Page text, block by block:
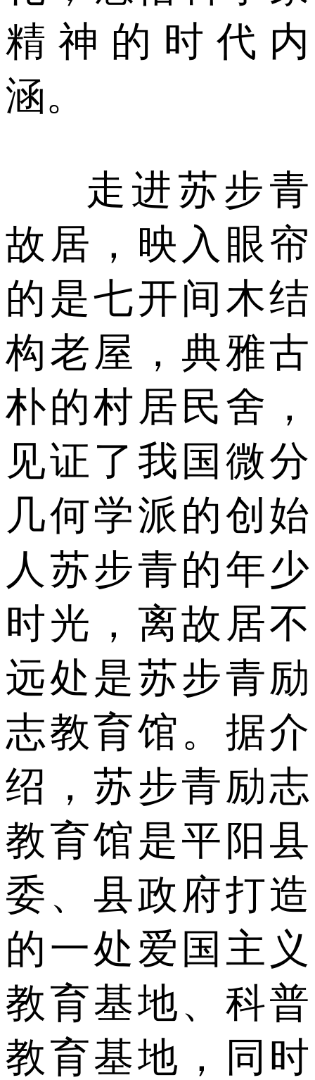
精神的时代内
涵。
走进苏步青
故居，映入眼帘
的是七开间木结
构老屋，典雅古
朴的村居民舍，
见证了我国微分
几何学派的创始
人苏步青的年少
时光，离故居不
远处是苏步青励
志教育馆。据介
绍，苏步青励志
教育馆是平阳县
委、县政府打造
的一处爱国主义
教育基地、科普
教育基地，同时